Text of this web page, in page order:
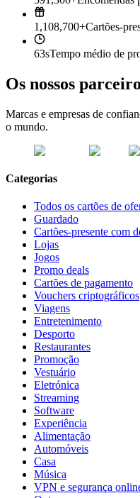
1,108,700+Cartões-
63sTempo médio de
Os nossos
Marcas e empresas de
o mundo.
Categorias
Todos os cartões de
Guardado
Cartões-presente com
Lojas
Jogos
Promo deals
Cartões de pagamento
Vouchers criptográficos
Viagens
Entretenimento
Desporto
Restaurantes
Promoção
Vestuário
Eletrónica
Streaming
Software
Experiência
Alimentação
Automóveis
Casa
Música
VPN e segurança